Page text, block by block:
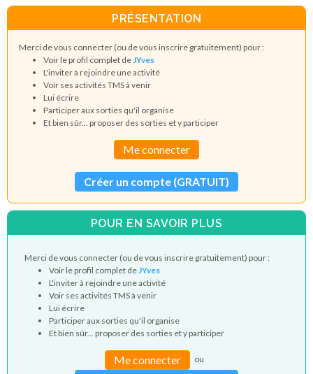
PRÉSENTATION
Merci de vous connecter (ou de vous inscrire gratuitement) pour :
Voir le profil complet deJYves
L'inviter à rejoindre une activité
Voir ses activités TMS à venir
Lui écrire
Participer aux sorties qu'il organise
Et bien sûr... proposer des sorties et y participer
Me connecter
Créer un compte (GRATUIT)
POUR EN SAVOIR PLUS
Merci de vous connecter (ou de vous inscrire gratuitement) pour :
Voir le profil complet deJYves
L'inviter à rejoindre une activité
Voir ses activités TMS à venir
Lui écrire
Participer aux sorties qu'il organise
Et bien sûr... proposer des sorties et y participer
Me connecter ou